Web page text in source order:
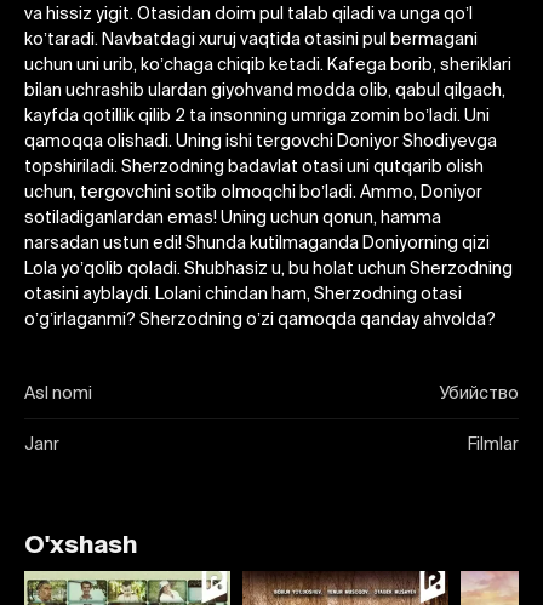
va hissiz yigit. Otasidan doim pul talab qiladi va unga qoʼl
koʼtaradi. Navbatdagi xuruj vaqtida otasini pul bermagani
uchun uni urib, koʼchaga chiqib ketadi. Kafega borib, sheriklari
bilan uchrashib ulardan giyohvand modda olib, qabul qilgach,
kayfda qotillik qilib 2 ta insonning umriga zomin boʼladi. Uni
qamoqqa olishadi. Uning ishi tergovchi Doniyor Shodiyevga
topshiriladi. Sherzodning badavlat otasi uni qutqarib olish
uchun, tergovchini sotib olmoqchi boʼladi. Аmmo, Doniyor
sotiladiganlardan emas! Uning uchun qonun, hamma
narsadan ustun edi! Shunda kutilmaganda Doniyorning qizi
Lola yoʼqolib qoladi. Shubhasiz u, bu holat uchun Sherzodning
otasini ayblaydi. Lolani chindan ham, Sherzodning otasi
oʼgʼirlaganmi? Sherzodning oʼzi qamoqda qanday ahvolda?
Asl nomi Убийство
Janr Filmlar
Yuborish
O'xshash